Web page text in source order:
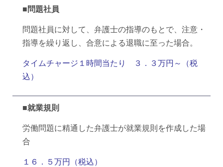
■問題社員
問題社員に対して、弁護士の指導のもとで、注意・
指導を繰り返し、合意による退職に至った場合。
タイムチャージ１時間当たり ３．３万円～（税
込）
■就業規則
労働問題に精通した弁護士が就業規則を作成した場
合
１６．５万円（税込）